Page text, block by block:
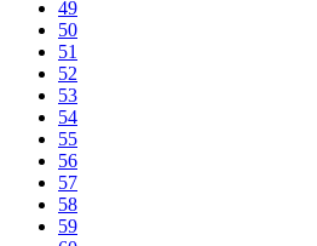
49
50
51
52
53
54
55
56
57
58
59